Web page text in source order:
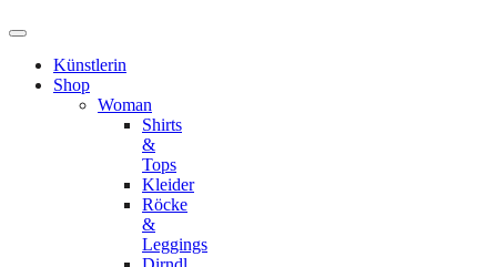
Künstlerin
Shop
Woman
Shirts
&
Tops
Kleider
Röcke
&
Leggings